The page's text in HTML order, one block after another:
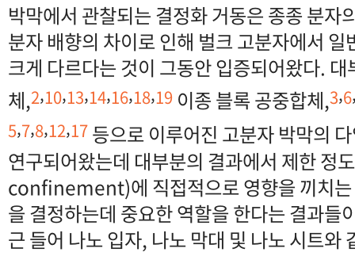
박막에서 관찰되는 결정화 거동은 종종 분자
분자 배향의 차이로 인해 벌크 고분자에서
크게 다르다는 것이 그동안 입증되어왔다. 대
체,2,10,13,14,16,18,19 이종 블록 공중합체,3,6
5,7,8,12,17등으로 이루어진 고분자 박막의
연구되어왔는데 대부분의 결과에서 제한
confinement)에 직접적으로 영향을 끼치는
을 결정하는데 중요한 역할을 한다는 결과들
근 들어 나노 입자, 나노 막대 및 나노 시트와